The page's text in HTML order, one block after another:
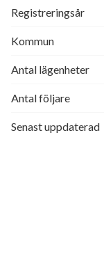
Registreringsår
Kommun
Antal lägenheter
Antal följare
Senast uppdaterad